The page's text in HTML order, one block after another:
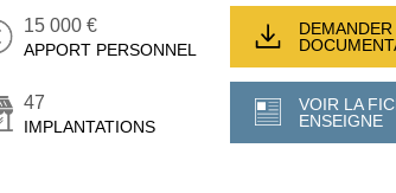
15 000 €
APPORT PERSONNEL
47
IMPLANTATIONS
VOIR LA
ENSEIGNE